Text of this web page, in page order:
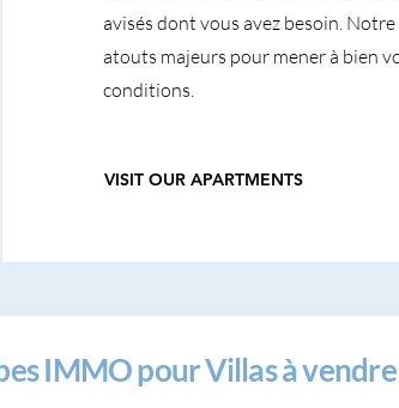
avisés dont vous avez besoin.
atouts majeurs pour mener à bien
conditions.
VISIT OUR APARTMENTS
IMMO pour Villas à